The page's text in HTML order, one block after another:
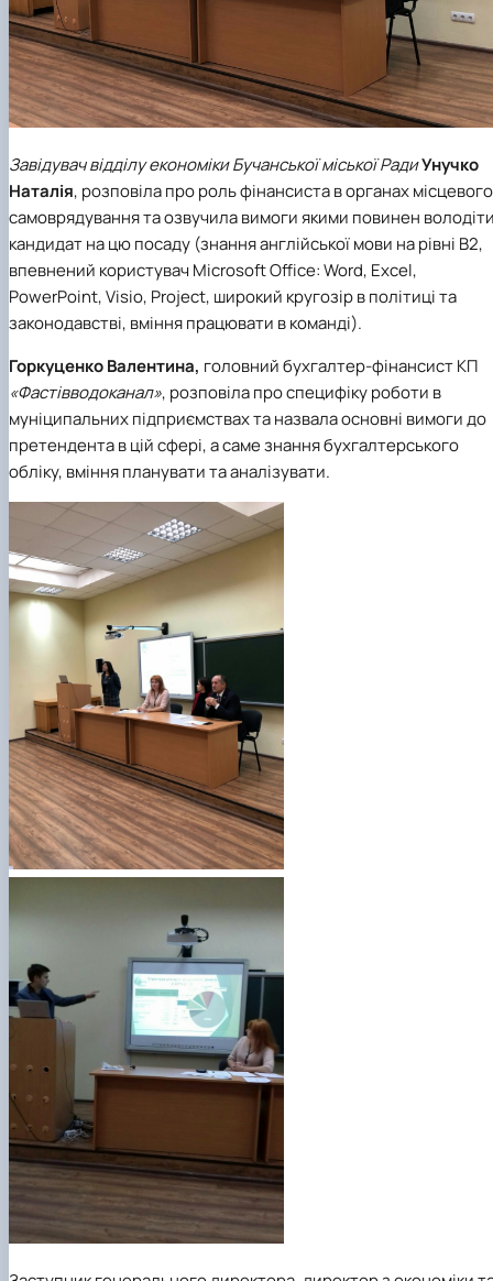
Завідувач відділу економіки Бучанської міської РадиУнучко
Наталія, розповіла про роль фінансиста в органах місцевого
самоврядування та озвучила вимоги якими повинен
кандидат на цю посаду (знання англійської мови на рівні В2,
впевнений користувач Microsoft Office: Word, Excel,
PowerPoint, Visio, Project, широкий кругозір в політиці та
законодавстві, вміння працювати в команді).
Горкуценко Валентина, головний бухгалтер-фінансист КП
«Фастівводоканал», розповіла про специфіку роботи в
муніципальних підприємствах та назвала основні вимоги до
претендента в цій сфері, а саме знання бухгалтерського
обліку, вміння планувати та аналізувати.